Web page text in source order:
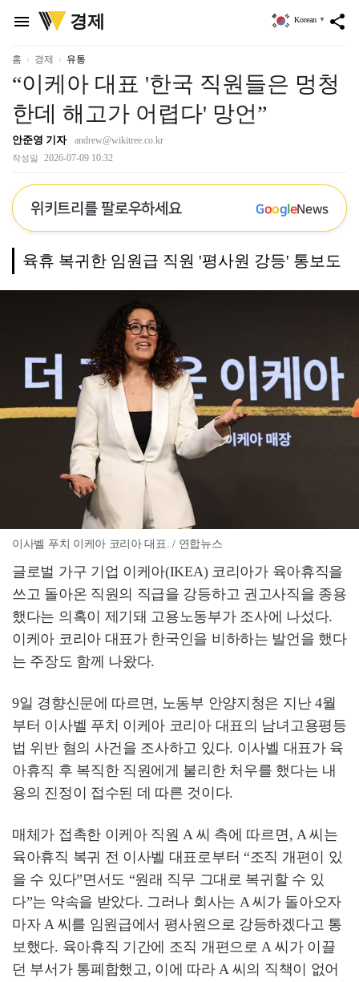
menu
위
키
리
경제 share
Korean ▼
홈 경제 유통
“이케아 대표 '한국 직원들은 멍청
한데 해고가 어렵다' 망언”
안준영 기자 andrew@wikitree.co.kr
작성일 2026-07-09 10:32
위키트리를 팔로우하세요 GoogleNews
육휴 복귀한 임원급 직원 '평사원 강등' 통보도
이사벨 푸치 이케아 코리아 대표. / 연합뉴스
글로벌 가구 기업 이케아(IKEA) 코리아가 육아휴직을
쓰고 돌아온 직원의 직급을 강등하고 권고사직을 종용
했다는 의혹이 제기돼 고용노동부가 조사에 나섰다.
이케아 코리아 대표가 한국인을 비하하는 발언을 했다
는 주장도 함께 나왔다.
9일 경향신문에 따르면, 노동부 안양지청은 지난 4월
부터 이사벨 푸치 이케아 코리아 대표의 남녀고용평등
법 위반 혐의 사건을 조사하고 있다. 이사벨 대표가 육
아휴직 후 복직한 직원에게 불리한 처우를 했다는 내
용의 진정이 접수된 데 따른 것이다.
매체가 접촉한 이케아 직원 A 씨 측에 따르면, A 씨는
육아휴직 복귀 전 이사벨 대표로부터 “조직 개편이 있
을 수 있다”면서도 “원래 직무 그대로 복귀할 수 있
다”는 약속을 받았다. 그러나 회사는 A 씨가 돌아오자
마자 A 씨를 임원급에서 평사원으로 강등하겠다고 통
보했다. 육아휴직 기간에 조직 개편으로 A 씨가 이끌
던 부서가 통폐합했고, 이에 따라 A 씨의 직책이 없어